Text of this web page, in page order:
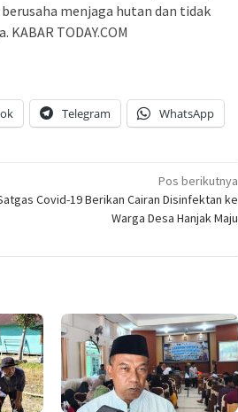
menjaga hutan dan tidak
TODAY.COM
Telegram WhatsApp
Pos berikutnya
Covid-19 Berikan Cairan Disinfektan ke
Warga Desa Hanjak Maju